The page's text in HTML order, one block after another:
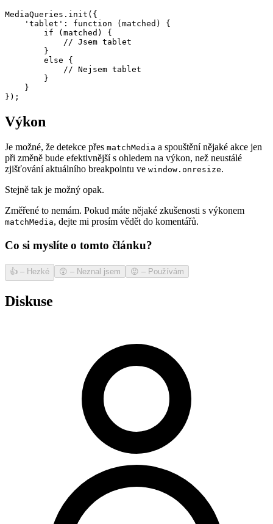
MediaQueries.init({
    'tablet': function (matched) {
        if (matched) {
            // Jsem tablet
        }
        else {
            // Nejsem tablet
        }
    }
});
Výkon
Je možné, že detekce přes matchMedia a spouštění nějaké akce jen
při změně bude efektivnější s ohledem na výkon, než neustálé
zjišťování aktuálního breakpointu ve window.onresize.
Stejně tak je možný opak.
Změřené to nemám. Pokud máte nějaké zkušenosti s výkonem
matchMedia, dejte mi prosím vědět do komentářů.
Co si myslíte o tomto článku?
👍 – Hezké 😲 – Neznal jsem 😝 – Používám
Diskuse